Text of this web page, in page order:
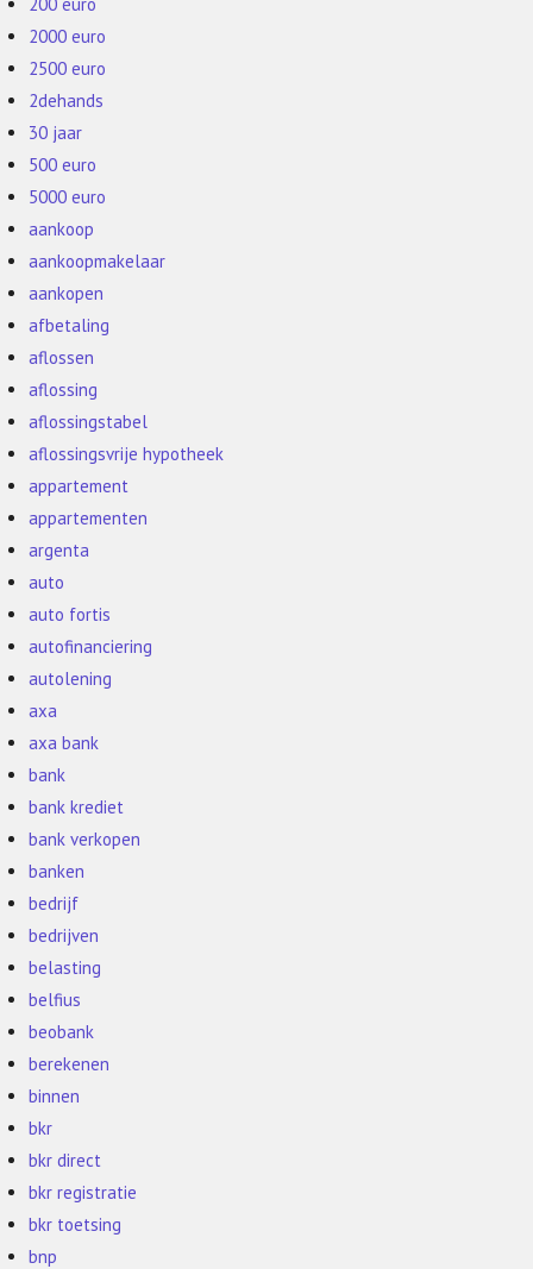
2000 euro
2500 euro
2dehands
30 jaar
500 euro
5000 euro
aankoop
aankoopmakelaar
aankopen
afbetaling
aflossen
aflossing
aflossingstabel
aflossingsvrije hypotheek
appartement
appartementen
argenta
auto
auto fortis
autofinanciering
autolening
axa
axa bank
bank
bank krediet
bank verkopen
banken
bedrijf
bedrijven
belasting
belfius
beobank
berekenen
binnen
bkr
bkr direct
bkr registratie
bkr toetsing
bnp